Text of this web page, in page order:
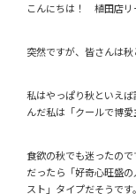
こんにちは！ 植田店リ
突然ですが、皆さんは秋
私はやっぱり秋といえ
んだ私は「クールで博愛
食欲の秋でも迷ったの
だったら「好奇心旺盛
スト」タイプだそうです。